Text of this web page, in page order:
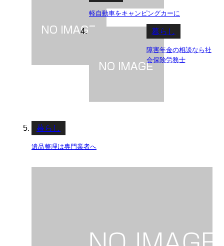
軽自動車をキャンピングカーに
暮らし
障害年金の相談なら社
会保険労務士
暮らし
遺品整理は専門業者へ